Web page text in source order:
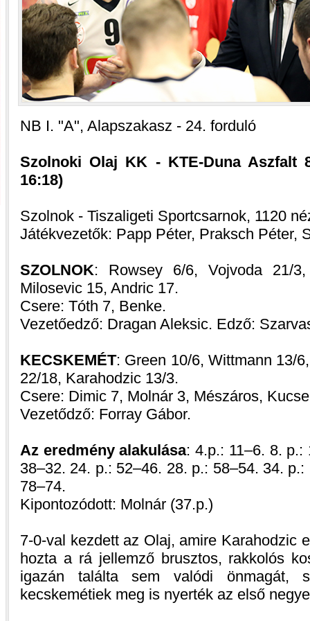
NB I. "A", Alapszakasz - 24. forduló
Szolnoki Olaj KK - KTE-Duna Aszfalt
16:18)
Szolnok - Tiszaligeti Sportcsarnok, 1120
Játékvezetők: Papp Péter, Praksch Péter,
SZOLNOK: Rowsey 6/6, Vojvoda 21/
Milosevic 15, Andric 17.
Csere: Tóth 7, Benke.
Vezetőedző: Dragan Aleksic. Edző:
KECSKEMÉT: Green 10/6, Wittmann 13/
22/18, Karahodzic 13/3.
Csere: Dimic 7, Molnár 3, Mészáros,
Vezetődző: Forray Gábor.
Az eredmény alakulása: 4.p.: 11–6. 8. p.:
38–32. 24. p.: 52–46. 28. p.: 58–54. 34.
78–74.
Kipontozódott: Molnár (37.p.)
7-0-val kezdett az Olaj, amire Karahodzic
hozta a rá jellemző brusztos, rakkolós
igazán találta sem valódi önmagát,
kecskemétiek meg is nyerték az első